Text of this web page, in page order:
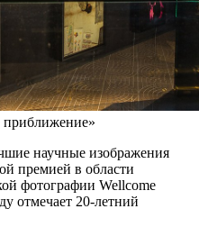
научные изображения
премией в области
фотографии Wellcome
отмечает 20-летний